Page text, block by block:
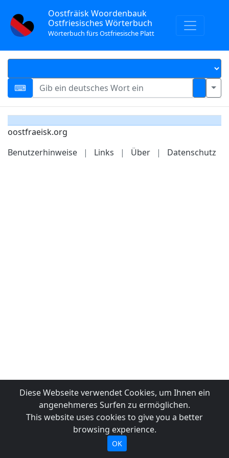
Oostfräisk Woordenbauk
Ostfriesisches Wörterbuch
Wörterbuch fürs Ostfriesische Platt
oostfraeisk.org
Benutzerhinweise
| Links | Über | Datenschutz
Diese Webseite verwendet Cookies, um Ihnen ein
angenehmeres Surfen zu ermöglichen.
This website uses cookies to give you a better
browsing experience.
OK